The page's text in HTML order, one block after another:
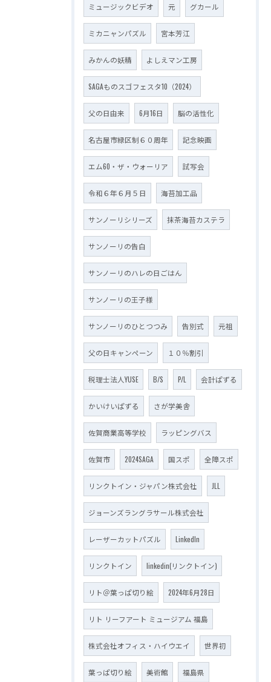
ミュージックビデオ 元 グカール
ミカニャンパズル 宮本芳江
みかんの妖精 よしえマン工房
SAGAものスゴフェスタ10（2024）
父の日由来 6月16日 脳の活性化
名古屋市緑区制６０周年 記念映画
エム60・ザ・ウォーリア 試写会
令和６年６月５日 海苔加工品
サンノーリシリーズ 抹茶海苔カステラ
サンノーリの告白
サンノーリのハレの日ごはん
サンノーリの王子様
サンノーリのひとつつみ 告別式 元祖
父の日キャンペーン １０％割引
税理士法人YUSE B/S P/L 会計ぱずる
かいけいぱずる さが学美舎
佐賀商業高等学校 ラッピングバス
佐賀市 2024SAGA 国スポ 全障スポ
リンクトイン・ジャパン株式会社 JLL
ジョーンズラングラサール株式会社
レーザーカットパズル LinkedIn
リンクトイン linkedin(リンクトイン)
リト＠葉っぱ切り絵 2024年6月28日
リト リーフアート ミュージアム 福島
株式会社オフィス・ハイウエイ 世界初
葉っぱ切り絵 美術館 福島県